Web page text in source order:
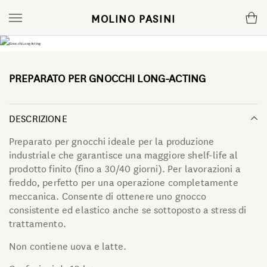
MOLINO PASINI
Piccolo formato
Panificazione
Pasta Fresca
Pasticceria
Pizzeria
Gnocchi
Azienda
Atelier
Certificazioni
Comunicazione
News e ricette
Magazine cartaceo
Podcast
Limited Edition Natale
Video YouTube
PREPARATO PER GNOCCHI LONG-ACTING
DESCRIZIONE
Preparato per gnocchi ideale per la produzione
industriale che garantisce una maggiore shelf-life al
prodotto finito (fino a 30/40 giorni). Per lavorazioni a
freddo, perfetto per una operazione completamente
meccanica. Consente di ottenere uno gnocco
consistente ed elastico anche se sottoposto a stress di
trattamento.
Non contiene uova e latte.